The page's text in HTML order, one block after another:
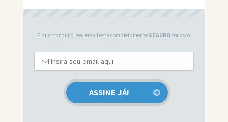
Fique tranquilo, seu email está completamente SEGUROconosco.